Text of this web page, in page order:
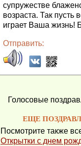
супружестве
возраста. Так пусть
играет Ваша жизнь!
Отправить:
Голосовые
ЕЩЕ
Посмотрите также
Открытки с днем